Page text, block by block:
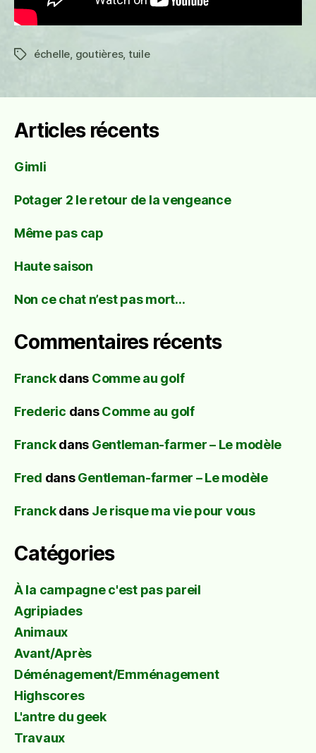
Étiquettes
échelle, goutières, tuile
Articles récents
Gimli
Potager 2 le retour de la vengeance
Même pas cap
Haute saison
Non ce chat n’est pas mort…
Commentaires récents
Franckdans Comme au golf
Frederic dansComme au golf
Franckdans Gentleman-farmer – Le modèle
Fred dansGentleman-farmer – Le modèle
Franckdans Je risque ma vie pour vous
Catégories
À la campagne c'est pas pareil
Agripiades
Animaux
Avant/Après
Déménagement/Emménagement
Highscores
L'antre du geek
Travaux